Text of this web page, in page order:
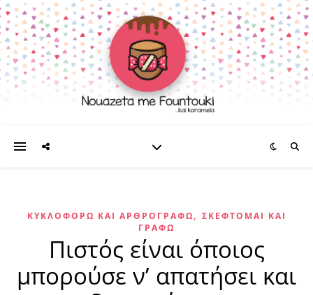
ΚΥΚΛΟΦΟΡΏ ΚΑΙ ΑΡΘΡΟΓΡΑΦΏ, ΣΚΈΦΤΟΜΑΙ ΚΑΙ
ΓΡΆΦΩ
Πιστός είναι όποιος
μπορoύσε ν’ απατήσει και